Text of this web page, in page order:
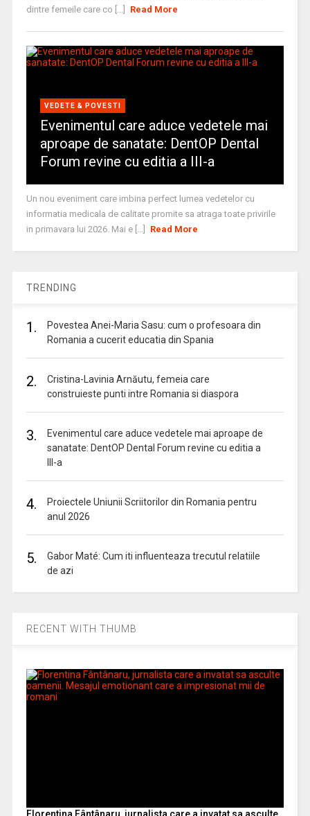
dintre femeile care co [...]
Read More
VEDETE & POVESTI
Evenimentul care aduce vedetele mai
aproape de sanatate: DentOP Dental
Forum revine cu editia a III-a
Un nou eveniment care imbina perfect lumea vedetelor cu
informatia medicala de calitate promite sa atraga toate privirile
in primavara lui 2026. Mai e [...]
Read More
TRENDING
1.
Povestea Anei-Maria Sasu: cum o profesoara din
Romania a cucerit educatia din Spania
2.
Cristina-Lavinia Arnăutu, femeia care
construieste punti intre Romania si diaspora
3.
Evenimentul care aduce vedetele mai aproape de
sanatate: DentOP Dental Forum revine cu editia a
III-a
4.
Proiectele Uniunii Scriitorilor din Romania pentru
anul 2026
5.
Gabor Maté: Cum iti influenteaza trecutul relatiile
de azi
RECENT WITH THUMB